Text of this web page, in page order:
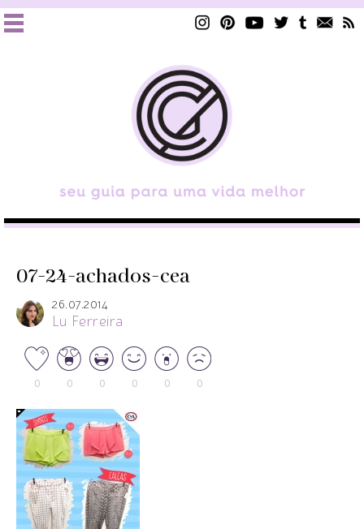
07-24-achados-cea
26.07.2014
Lu Ferreira
0 0 0 0 0 0